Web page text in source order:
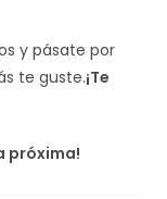
y pásate por
te guste.¡Te
próxima!